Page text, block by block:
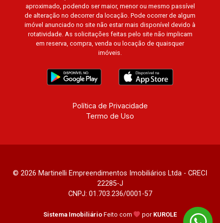
aproximado, podendo ser maior, menor ou mesmo passível
de alteração no decorrer da locação. Pode ocorrer de algum
imóvel anunciado no site não estar mais disponível devido à
rotatividade. As solicitações feitas pelo site não implicam
em reserva, compra, venda ou locação de quaisquer
imóveis.
Política de Privacidade
Termo de Uso
© 2026 Martinelli Empreendimentos Imobiliários Ltda - CRECI
22285-J
CNPJ: 01.703.236/0001-57
Sistema Imobiliário Feito com por KUROLE